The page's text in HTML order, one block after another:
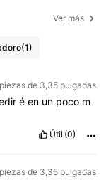
Ver más
(1)
de 3,35 pulgadas
éen un poco m
Útil (0)
de 3,35 pulgadas